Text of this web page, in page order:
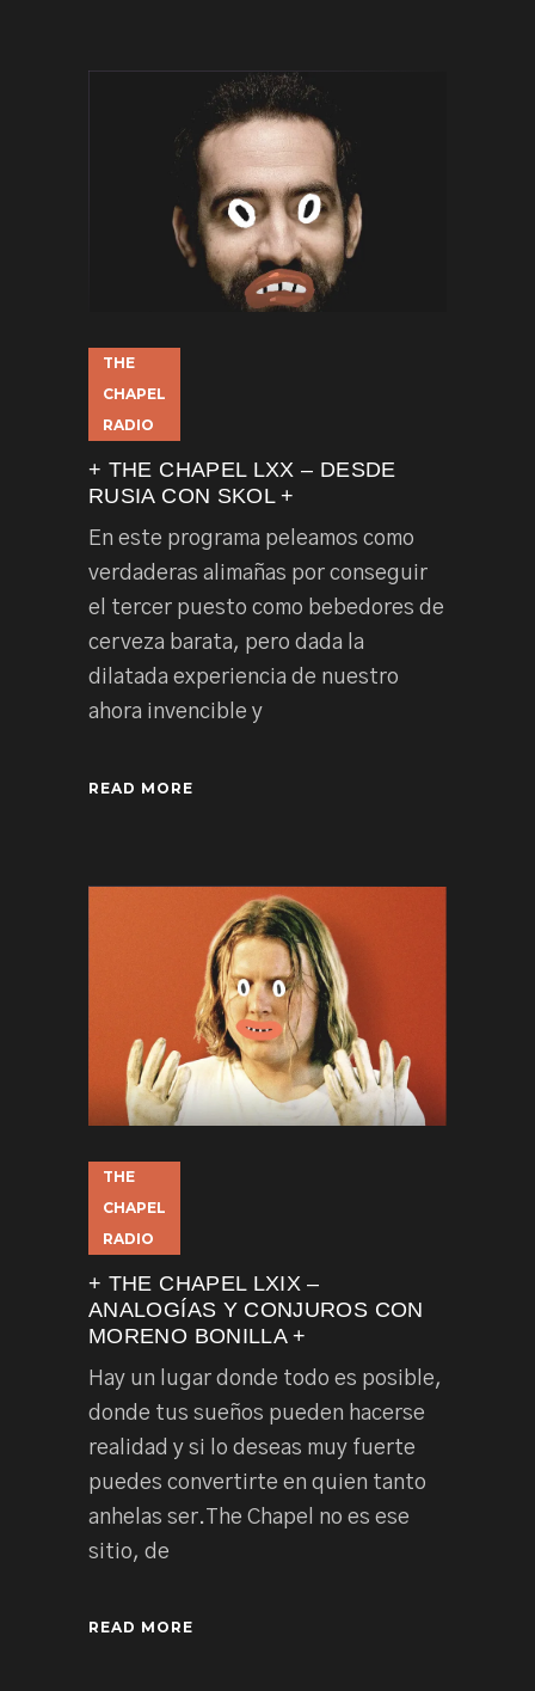
THE
CHAPEL
RADIO
+ THE CHAPEL LXX – DESDE
RUSIA CON SKOL +
En este programa peleamos como
verdaderas alimañas por conseguir
el tercer puesto como bebedores de
cerveza barata, pero dada la
dilatada experiencia de nuestro
ahora invencible y
READ MORE
THE
CHAPEL
RADIO
+ THE CHAPEL LXIX –
ANALOGÍAS Y CONJUROS CON
MORENO BONILLA +
Hay un lugar donde todo es posible,
donde tus sueños pueden hacerse
realidad y si lo deseas muy fuerte
puedes convertirte en quien tanto
anhelas ser.The Chapel no es ese
sitio, de
READ MORE